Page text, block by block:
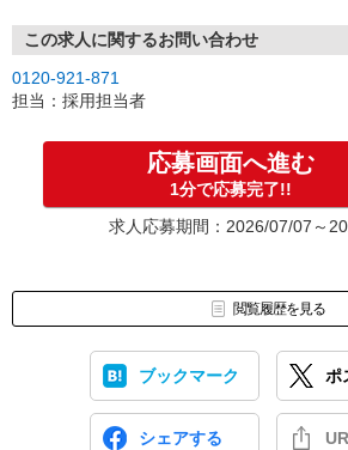
※紹介予定派遣・職業紹介などで、正職員登
能です。
この求人に関するお問い合わせ
0120-921-871
担当：採用担当者
応募画面へ進む
1分で応募完了!!
求人応募期間：2026/07/07～
閲覧履歴を見る
ブックマーク ポ
シェアする